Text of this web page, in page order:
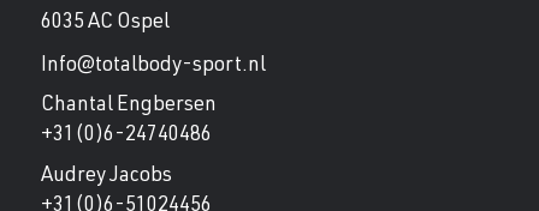
6035 AC Ospel
Info@totalbody-sport.nl
Chantal Engbersen
+31(0)6-24740486
Audrey Jacobs
+31(0)6-51024456